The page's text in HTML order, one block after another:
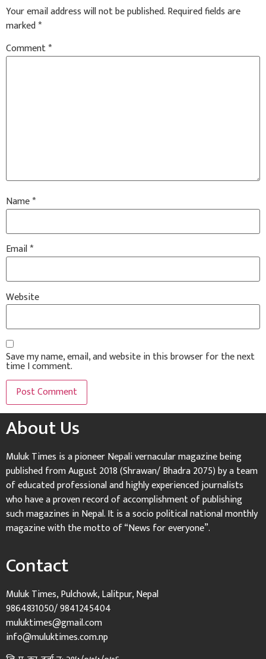
Your email address will not be published.Required fields are
marked*
Comment*
Name*
Email*
Website
Save my name, email, and website in this browser for the next
time I comment.
About Us
Muluk Times is a pioneer Nepali vernacular magazine being
published from August 2018 (Shrawan/ Bhadra 2075) by a team
of educated professional and highly experienced journalists
who have a proven record of accomplishment of publishing
such magazines in Nepal. It is a socio political national monthly
magazine with the motto of “News for everyone”.
Contact
Muluk Times, Pulchowk, Lalitpur, Nepal
9864831050/ 9841245404
muluktimes@gmail.com
info@muluktimes.com.np